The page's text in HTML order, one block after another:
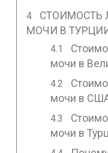
СТОИМОСТЬ
МОЧИ В
мочи в
мочи в
мочи в